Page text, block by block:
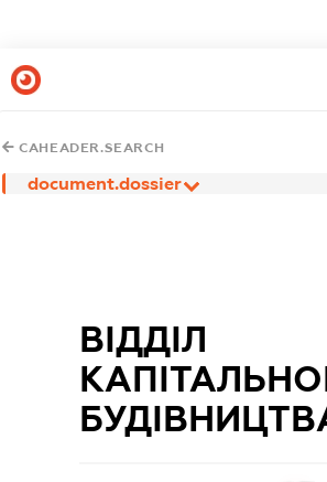
CAHEADER.SEARCH
document.dossier
ВІДДІЛ